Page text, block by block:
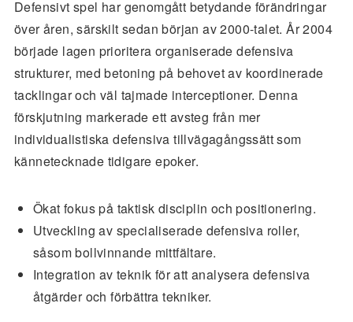
Defensivt spel har genomgått betydande förändringar
över åren, särskilt sedan början av 2000-talet. År 2004
började lagen prioritera organiserade defensiva
strukturer, med betoning på behovet av koordinerade
tacklingar och väl tajmade interceptioner. Denna
förskjutning markerade ett avsteg från mer
individualistiska defensiva tillvägagångssätt som
kännetecknade tidigare epoker.
Ökat fokus på taktisk disciplin och positionering.
Utveckling av specialiserade defensiva roller,
såsom bollvinnande mittfältare.
Integration av teknik för att analysera defensiva
åtgärder och förbättra tekniker.